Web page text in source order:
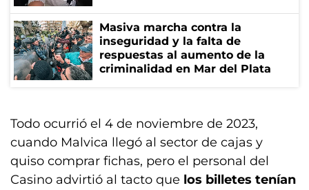
Masiva marcha contra la
inseguridad y la falta de
respuestas al aumento de la
criminalidad en Mar del Plata
Todo ocurrió el 4 de noviembre de 2023,
cuando Malvica llegó al sector de cajas y
quiso comprar fichas, pero el personal del
Casino advirtió al tacto que los billetes tenían